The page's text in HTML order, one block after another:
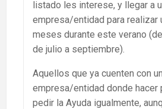
listado les interese, y llegar a
empresa/entidad para realizar
meses durante este verano
de julio a septiembre).
Aquellos que ya cuenten con
empresa/entidad donde hacer
pedir la Ayuda igualmente,